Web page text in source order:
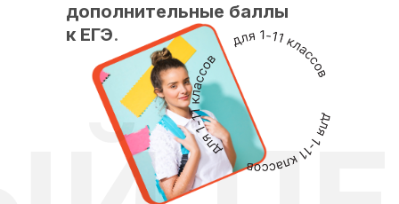
дополнительные баллы
к ЕГЭ.